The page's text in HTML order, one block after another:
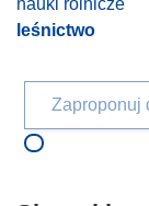
leśnictwo
Zaproponuj